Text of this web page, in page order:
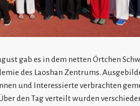
gab es in dem netten Örtchen
des Laoshan Zentrums.
und Interessierte verbrachten
den Tag verteilt wurden